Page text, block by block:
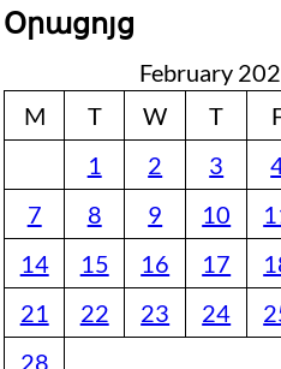
Օրացոյց
February
M
T W T
1
2 3
7
8 9 10
14
15 16 17
21
22 23 24
28